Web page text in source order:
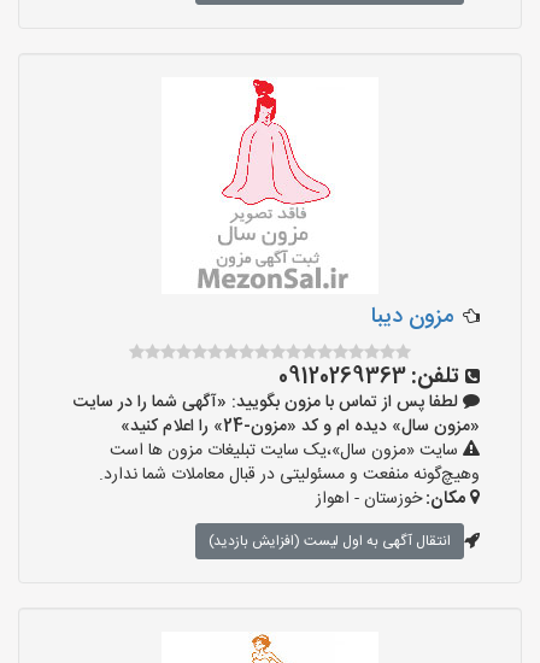
مزون دیبا
تلفن:09120269363
لطفا پس از تماس با مزون بگویید: «آگهی شما را در سایت
«مزون سال» دیده ام و کد «مزون-24» را اعلام کنید»
سایت «مزون سال»،یک سایت تبلیغات مزون ها است
وهیچ‌گونه منفعت و مسئولیتی در قبال معاملات شما ندارد.
مکان:خوزستان - اهواز
انتقال آگهی به اول لیست (افزایش بازدید)